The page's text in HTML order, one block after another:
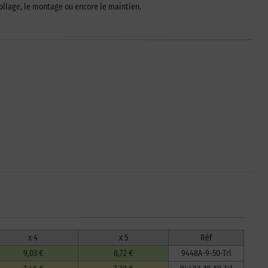
le montage ou encore le maintien.
x 4 x 5
Réf
9,03 € 8,72 €
9448A-9-50-Trl